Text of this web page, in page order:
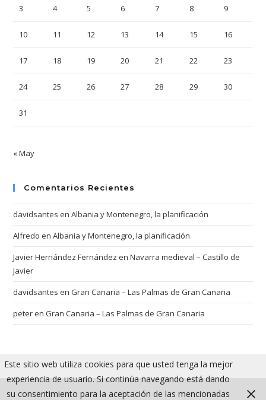
3 4 5 6 7 8 9
10 11 12 13 14 15 16
17 18 19 20 21 22 23
24 25 26 27 28 29 30
31
« May
Comentarios Recientes
davidsantes enAlbania y Montenegro, la planificación
Alfredo enAlbania y Montenegro, la planificación
Javier Hernández Fernández enNavarra medieval – Castillo de
Javier
davidsantes enGran Canaria – Las Palmas de Gran Canaria
peterenGran Canaria – Las Palmas de Gran Canaria
Este sitio web utiliza cookies para que usted tenga la mejor
experiencia de usuario. Si continúa navegando está dando
su consentimiento para la aceptación de las mencionadas